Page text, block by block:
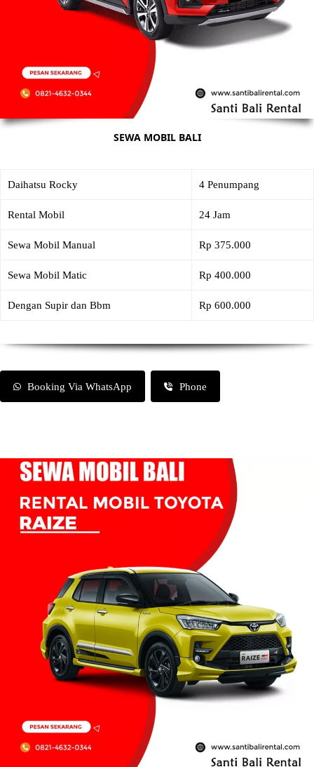
SEWA MOBIL BALI
Daihatsu Rocky 4 Penumpang
Rental Mobil 24 Jam
Sewa Mobil Manual Rp 375.000
Sewa Mobil Matic Rp 400.000
Dengan Supir dan Bbm Rp 600.000
Booking Via WhatsApp Phone